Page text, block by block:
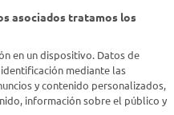
asociados tratamos los
en un dispositivo. Datos de
mediante las
y contenido personalizados,
información sobre el público y